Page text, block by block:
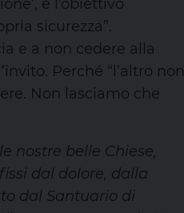
e l’obiettivo
sicurezza”.
e a non cedere alla
Perché “l’altro non
Non lasciamo che
nostre belle Chiese,
dal dolore, dalla
dal Santuario di